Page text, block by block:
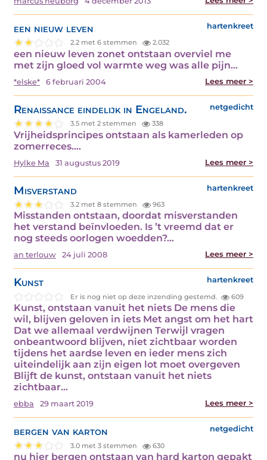
een nieuw leven hartenkreet
2.2 met 6 stemmen 2.032
een nieuw leven zonet ontstaan overviel me
met zijn gloed vol warmte weg was alle pijn…
*elske* 6 februari 2004 Lees meer >
Renaissance eindelijk in Engeland. netgedicht
3.5 met 2 stemmen 338
Vrijheidsprincipes ontstaan als kamerleden op
zomerreces.…
Hylke Ma 31 augustus 2019 Lees meer >
Misverstand hartenkreet
3.2 met 8 stemmen 963
Misstanden ontstaan, doordat misverstanden
het verstand beïnvloeden. Is ’t vreemd dat er
nog steeds oorlogen woedden?…
an terlouw 24 juli 2008 Lees meer >
Kunst hartenkreet
Er is nog niet op deze inzending gestemd. 609
Kunst, ontstaan vanuit het niets De mens die
wil, blijven geloven in iets Met angst om het hart
Dat we allemaal verdwijnen Terwijl vragen
onbeantwoord blijven, niet zichtbaar worden
tijdens het aardse leven en ieder mens zich
uiteindelijk aan zijn eigen lot moet overgeven
Blijft de kunst, ontstaan vanuit het niets
zichtbaar…
ebba 29 maart 2019 Lees meer >
bergen van karton netgedicht
3.0 met 3 stemmen 630
nu hier bergen ontstaan van hard karton gepakt